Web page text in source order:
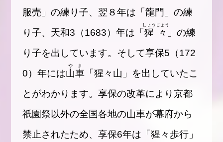
服売」の練り子、翌８年は「龍門」の練
り子、天和3（1683）年は「 猩々
しょうじょう
」の練
り子を出しています。そして享保5（172
0）年には山車
やま
「猩々山」を出していたこ
とがわかります。享保の改革により京都
祇園祭以外の全国各地の山車が幕府から
禁止されたため、享保6年は「猩々歩行」